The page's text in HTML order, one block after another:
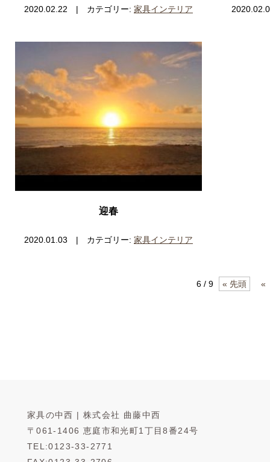
2020.02.22 | カテゴリー: 家具インテリア
迎春
2020.01.03 | カテゴリー: 家具インテリア
6 / 9 « 先頭 «
家具の中西 | 株式会社 曲藤中西
〒061-1406 恵庭市和光町1丁目8番24号
TEL:0123-33-2771